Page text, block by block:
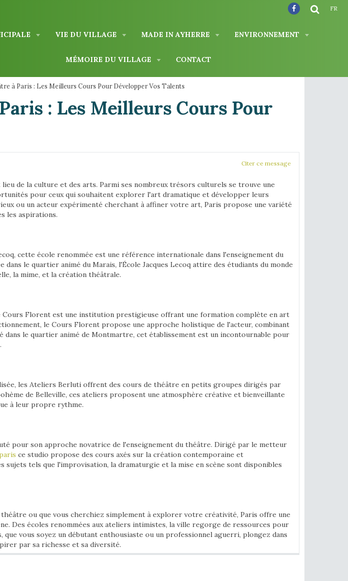
VIE DU VILLAGE MADE IN AYHERRE ENVIRONNEMENT
MÉMOIRE DU VILLAGE CONTACT
FR
à Paris : Les Meilleurs Cours Pour Développer Vos Talents
: Les Meilleurs Cours Pour
Citer ce message
de la culture et des arts. Parmi ses nombreux trésors culturels se trouve une
pour ceux qui souhaitent explorer l'art dramatique et développer leurs
ou un acteur expérimenté cherchant à affiner votre art, Paris propose une variété
les aspirations.
cette école renommée est une référence internationale dans l'enseignement du
le quartier animé du Marais, l'École Jacques Lecoq attire des étudiants du monde
la mime, et la création théâtrale.
Cours Florent est une institution prestigieuse offrant une formation complète en art
le Cours Florent propose une approche holistique de l'acteur, combinant
dans le quartier animé de Montmartre, cet établissement est un incontournable pour
les Ateliers Berluti offrent des cours de théâtre en petits groupes dirigés par
de Belleville, ces ateliers proposent une atmosphère créative et bienveillante
à leur propre rythme.
pour son approche novatrice de l'enseignement du théâtre. Dirigé par le metteur
ce studio propose des cours axés sur la création contemporaine et
tels que l'improvisation, la dramaturgie et la mise en scène sont disponibles
ou que vous cherchiez simplement à explorer votre créativité, Paris offre une
Des écoles renommées aux ateliers intimistes, la ville regorge de ressources pour
vous soyez un débutant enthousiaste ou un professionnel aguerri, plongez dans
par sa richesse et sa diversité.